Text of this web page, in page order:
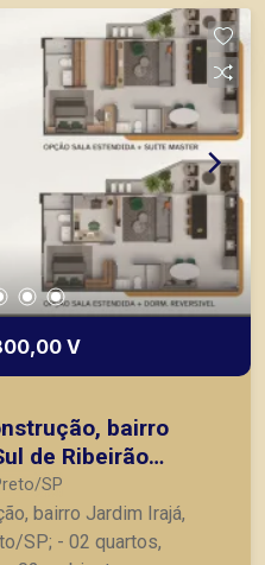
V
bairro
de Ribeirão
SP
bairro Jardim Irajá,